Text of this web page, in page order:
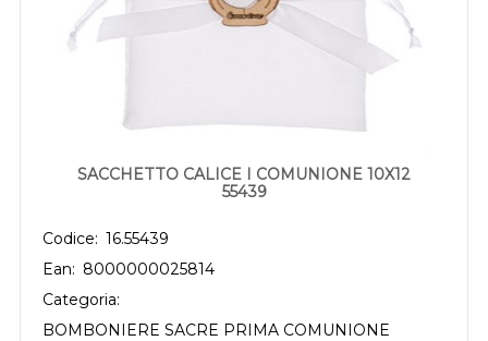
SACCHETTO CALICE I COMUNIONE 10X12
55439
Codice: 16.55439
Ean: 8000000025814
Categoria:
BOMBONIERE SACRE PRIMA COMUNIONE